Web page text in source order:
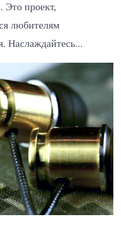
Это проект,
любителям
Наслаждайтесь...